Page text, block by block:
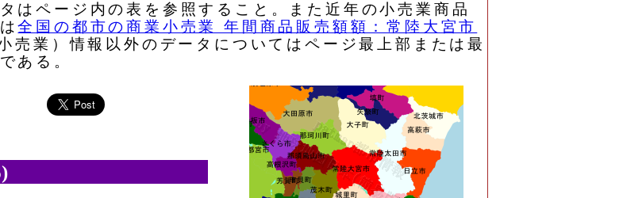
はページ内の表を参照すること。また近年の小売業商品
全国の都市の商業小売業 年間商品販売額額：常陸大宮市
売業）情報以外のデータについてはページ最上部または最
ある。